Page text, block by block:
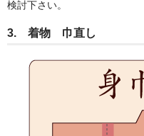
検討下さい。
3. 着物 巾直し